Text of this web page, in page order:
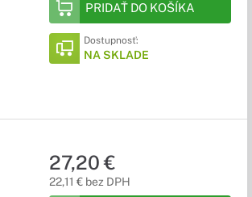
PRIDAŤ DO KOŠÍKA
Dostupnosť:
NA SKLADE
27,20 €
22,11 € bez DPH